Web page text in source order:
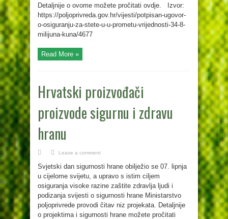
Detaljnije o ovome možete pročitati ovdje. Izvor:
https://poljoprivreda.gov.hr/vijesti/potpisan-ugovor-
o-osiguranju-za-stete-u-u-prometu-vrijednosti-34-8-
milijuna-kuna/4677
Read More »
Hrvatski proizvođači
proizvode sigurnu i zdravu
hranu
Leave a comment
Svjetski dan sigurnosti hrane obilježio se 07. lipnja
u cijelome svijetu, a upravo s istim ciljem
osiguranja visoke razine zaštite zdravlja ljudi i
podizanja svijesti o sigurnosti hrane Ministarstvo
poljoprivrede provodi čitav niz projekata. Detaljnije
o projektima i sigurnosti hrane možete pročitati